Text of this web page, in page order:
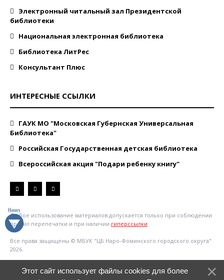
Электронный читальный зал Президентской
библиотеки
Национальная электронная библиотека
Библиотека ЛитРес
Консультант Плюс
ИНТЕРЕСНЫЕ ССЫЛКИ
ГАУК МО "Московская Губернская Универсальная
Библиотека"
Российская Государственная детская библиотека
Всероссийская акция "Подари ребенку книгу"
Любое использование материалов допускается только при соблюдении
правил перепечатки и при наличии гиперссылки
Все права защищены © МБУК "ЦБ Наро-Фоминского городского округа"
2026.
Этот сайт использует файлы cookies для более